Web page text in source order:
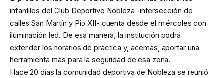
infantiles del Club Deportivo Nobleza -intersección de
calles San Martín y Pio XII- cuenta desde el miércoles con
iluminación led. De esa manera, la institución podrá
extender los horarios de práctica y, además, aportar una
herramienta más para la seguridad de esa zona.
Hace 20 días la comunidad deportiva de Nobleza se reunió